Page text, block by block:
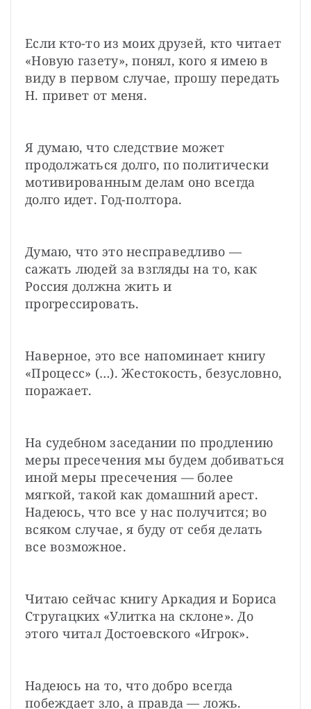
Если кто-то из моих друзей, кто читает
«Новую газету», понял, кого я имею в
виду в первом случае, прошу передать
Н. привет от меня.
Я думаю, что следствие может
продолжаться долго, по политически
мотивированным делам оно всегда
долго идет. Год-полтора.
Думаю, что это несправедливо —
сажать людей за взгляды на то, как
Россия должна жить и
прогрессировать.
Наверное, это все напоминает книгу
«Процесс» (…). Жестокость, безусловно,
поражает.
На судебном заседании по продлению
меры пресечения мы будем добиваться
иной меры пресечения — более
мягкой, такой как домашний арест.
Надеюсь, что все у нас получится; во
всяком случае, я буду от себя делать
все возможное.
Читаю сейчас книгу Аркадия и Бориса
Стругацких «Улитка на склоне». До
этого читал Достоевского «Игрок».
Надеюсь на то, что добро всегда
побеждает зло, а правда — ложь.